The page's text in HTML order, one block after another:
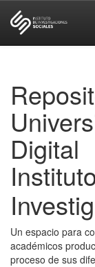
Digital
Un espacio para
académicos
proceso de sus